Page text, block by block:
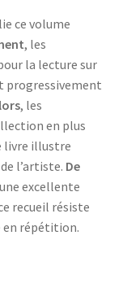
ce volume
, les
la lecture sur
progressivement
, les
en plus
livre illustre
l’artiste. De
excellente
recueil résiste
en répétition.